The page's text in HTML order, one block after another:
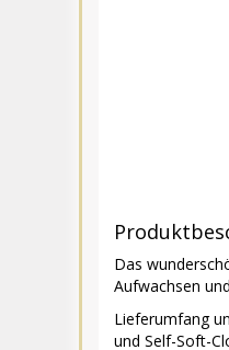
Das
Aufwachsen
Lieferumfang
und Self-Soft-